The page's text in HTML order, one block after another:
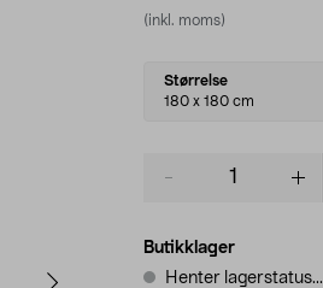
(inkl. moms)
Select
variant
Størrelse
180 x 180 cm
Butikklager
Henter lagerstatus...